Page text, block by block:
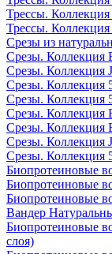
Трессы.
Трессы. Коллекция
Срезы из
Срезы. Коллекция
Срезы. Коллекция
Срезы. Коллекция
Срезы. Коллекция
Срезы. Коллекция
Срезы. Коллекция
Срезы. Коллекция
Срезы. Коллекция
Биопротеиновые
Биопротеиновые
Биопротеиновые
Вандер
Биопротеиновые
слоя)